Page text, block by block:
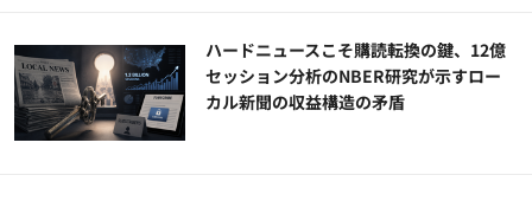
ハードニュースこそ購読転換の鍵、12億
セッション分析のNBER研究が示すロー
カル新聞の収益構造の矛盾